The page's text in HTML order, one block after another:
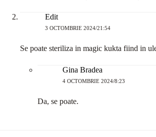
Edit
3 OCTOMBRIE 2024/21:54
Se poate steriliza in magic kukta fiind in
Gina Bradea
4 OCTOMBRIE 2024/8:23
Da, se poate.